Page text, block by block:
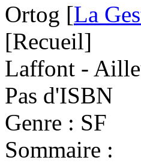
Ortog [La
[Recueil]
Laffont -
Pas d'ISBN
Genre : SF
Sommaire :